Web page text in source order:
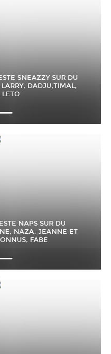
SNEAZZY SUR DU
DADJU,TIMAL,
NAPS SUR DU
NAZA, JEANNE ET
FABE